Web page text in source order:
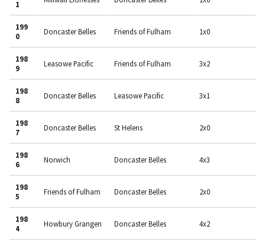
1
199
0
Doncaster Belles Friends of Fulham 1x0
198
9
Leasowe Pacific Friends of Fulham 3x2
198
8
Doncaster Belles Leasowe Pacific 3x1
198
7
Doncaster Belles St Helens 2x0
198
6
Norwich Doncaster Belles 4x3
198
5
Friends of Fulham Doncaster Belles 2x0
198
4
Howbury Grangen Doncaster Belles 4x2